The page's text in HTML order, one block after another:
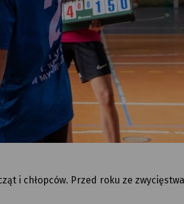
i chłopców. Przed roku ze